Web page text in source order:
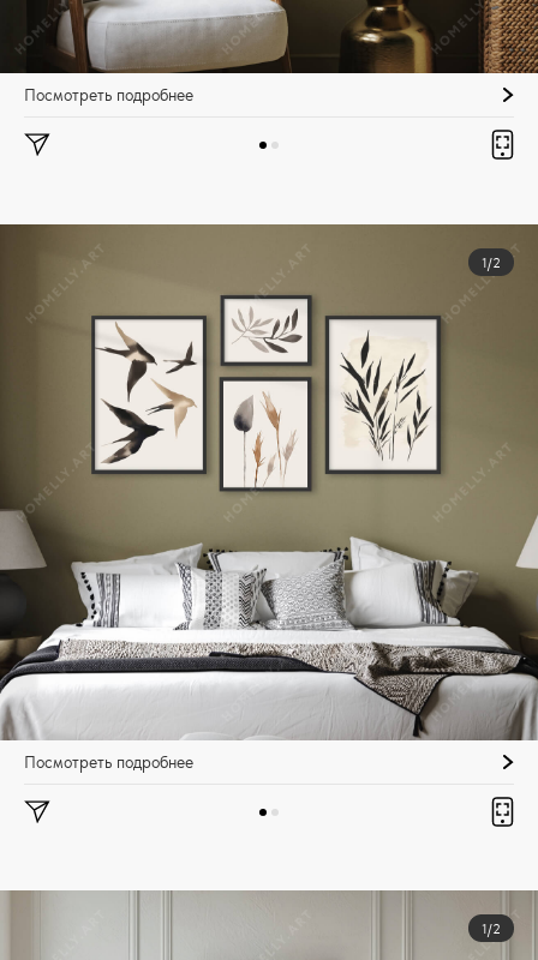
Посмотреть подробнее
1/2
Посмотреть подробнее
1/2